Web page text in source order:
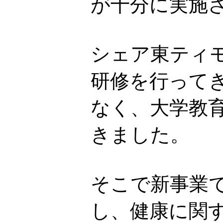
が十分に実施
シェア東ティ
研修を行って
なく、大学教
きました。
そこで新事業
し、健康に関